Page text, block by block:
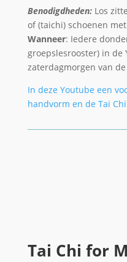
Benodigdheden: Los
of (taichi) schoenen
Wanneer: Iedere
groepslesrooster) in de
zaterdagmorgen van
In deze Youtube een
handvorm en de Tai
Tai Chi for